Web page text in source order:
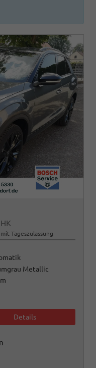
Tageszulassung
Metallic
Details